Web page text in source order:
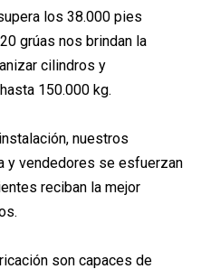
los 38.000 pies
grúas nos brindan la
cilindros y
150.000 kg.
nuestros
y vendedores se esfuerzan
reciban la mejor
son capaces de